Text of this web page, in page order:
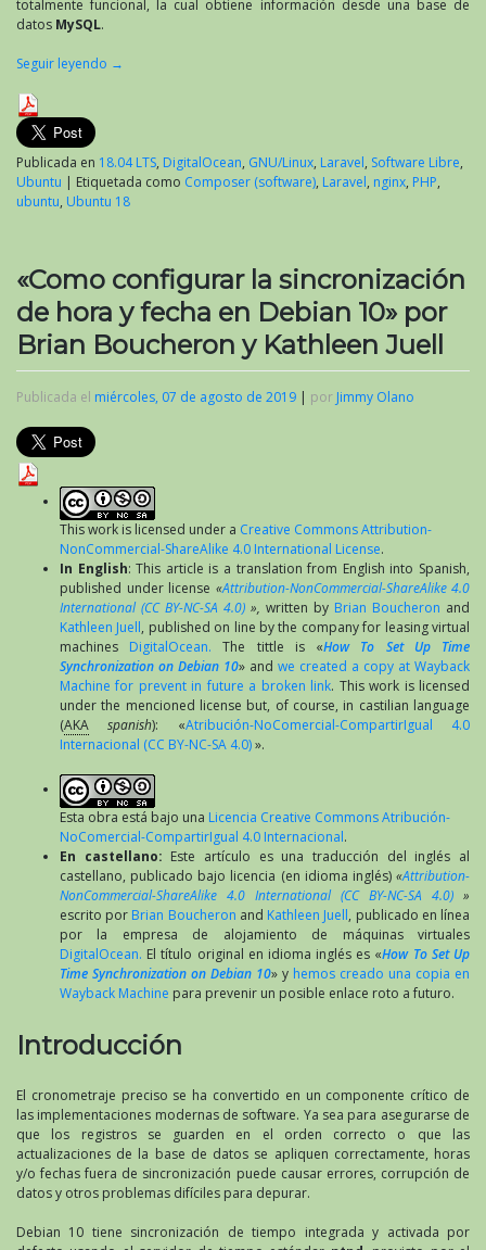
totalmente funcional, la cual obtiene información desde una base de
datos MySQL.
Seguir leyendo →
Publicada en 18.04 LTS, DigitalOcean, GNU/Linux, Laravel, Software Libre,
Ubuntu
Etiquetada como Composer (software), Laravel, nginx, PHP,
ubuntu, Ubuntu 18
«Como configurar la sincronización
de hora y fecha en Debian 10» por
Brian Boucheron y Kathleen Juell
Publicada el miércoles, 07 de agosto de 2019 | por Jimmy Olano
This work is licensed under a Creative Commons Attribution-
NonCommercial-ShareAlike 4.0 International License.
In English: This article is a translation from English into Spanish,
published under license «Attribution-NonCommercial-ShareAlike 4.0
International (CC BY-NC-SA 4.0) », written by Brian Boucheron and
Kathleen Juell, published on line by the company for leasing virtual
machines DigitalOcean. The tittle is «How To Set Up Time
Synchronization on Debian 10» and we created a copy at Wayback
Machine for prevent in future a broken link. This work is licensed
under the mencioned license but, of course, in castilian language
(AKA spanish): «Atribución-NoComercial-CompartirIgual 4.0
Internacional (CC BY-NC-SA 4.0)».
Esta obra está bajo una Licencia Creative Commons Atribución-
NoComercial-CompartirIgual 4.0 Internacional.
En castellano: Este artículo es una traducción del inglés al
castellano, publicado bajo licencia (en idioma inglés) «Attribution-
NonCommercial-ShareAlike 4.0 International (CC BY-NC-SA 4.0) »
escrito por Brian Boucheron and Kathleen Juell, publicado en línea
por la empresa de alojamiento de máquinas virtuales
DigitalOcean. El título original en idioma inglés es «How To Set Up
Time Synchronization on Debian 10» y hemos creado una copia en
Wayback Machine para prevenir un posible enlace roto a futuro.
Introducción
El cronometraje preciso se ha convertido en un componente crítico de
las implementaciones modernas de software. Ya sea para asegurarse de
que los registros se guarden en el orden correcto o que las
actualizaciones de la base de datos se apliquen correctamente, horas
y/o fechas fuera de sincronización puede causar errores, corrupción de
datos y otros problemas difíciles para depurar.
Debian 10 tiene sincronización de tiempo integrada y activada por